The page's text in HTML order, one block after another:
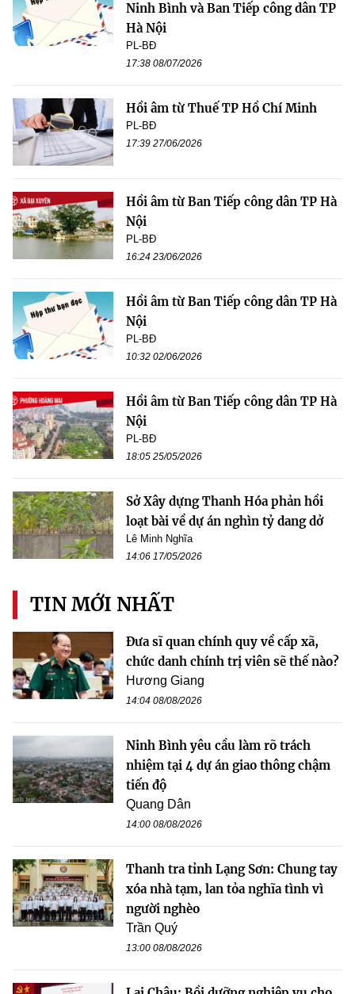
Ninh Bình và Ban Tiếp công dân TP
Hà Nội
PL-BĐ
17:38 08/07/2026
Hồi âm từ Thuế TP Hồ Chí Minh
PL-BĐ
17:39 27/06/2026
Hồi âm từ Ban Tiếp công dân TP Hà
Nội
PL-BĐ
16:24 23/06/2026
Hồi âm từ Ban Tiếp công dân TP Hà
Nội
PL-BĐ
10:32 02/06/2026
Hồi âm từ Ban Tiếp công dân TP Hà
Nội
PL-BĐ
18:05 25/05/2026
Sở Xây dựng Thanh Hóa phản hồi
loạt bài về dự án nghìn tỷ dang dở
Lê Minh Nghĩa
14:06 17/05/2026
TIN MỚI NHẤT
Đưa sĩ quan chính quy về cấp xã,
chức danh chính trị viên sẽ thế nào?
Hương Giang
14:04 08/08/2026
Ninh Bình yêu cầu làm rõ trách
nhiệm tại 4 dự án giao thông chậm
tiến độ
Quang Dân
14:00 08/08/2026
Thanh tra tỉnh Lạng Sơn: Chung tay
xóa nhà tạm, lan tỏa nghĩa tình vì
người nghèo
Trần Quý
13:00 08/08/2026